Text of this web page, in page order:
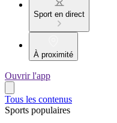
Sport en direct
À proximité
Ouvrir l'app
Tous les contenus
Sports populaires